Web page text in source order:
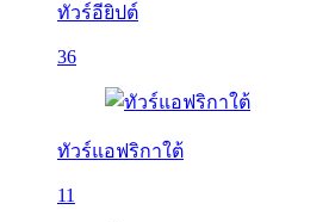
ทัวร์อียิปต์
36
ทัวร์แอฟริกาใต้
11